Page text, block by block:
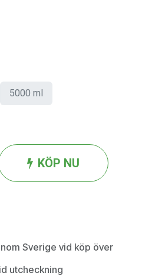
5000 ml
KÖP NU
Sverige vid köp över
utcheckning